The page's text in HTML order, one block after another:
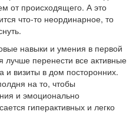
от происходящего. А это
что-то неординарное, то
навыки и умения в первой
перенести все активные
и визиты в дом посторонних.
на то, чтобы
и эмоционально
гиперактивных и легко